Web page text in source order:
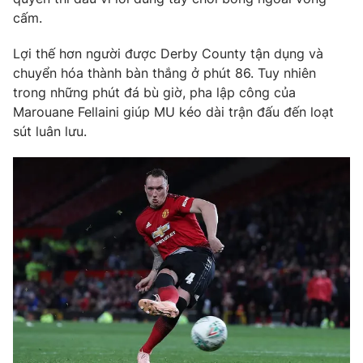
Liên hệ quảng cáo:
® Cấm sao chép dưới mọi hình thức nếu không có sự chấp
thuận bằng văn bản. Ghi rõ nguồn VTV.vn khi phát hành lại
thông tin từ website này.
cấm.
Lợi thế hơn người được Derby County tận dụng và
chuyển hóa thành bàn thắng ở phút 86. Tuy nhiên
trong những phút đá bù giờ, pha lập công của
Marouane Fellaini giúp MU kéo dài trận đấu đến loạt
sút luân lưu.